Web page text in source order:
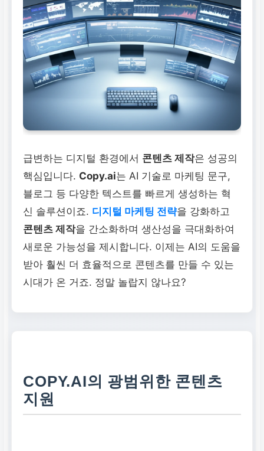
급변하는 디지털 환경에서 콘텐츠 제작은 성공의
핵심입니다. Copy.ai는 AI 기술로 마케팅 문구,
블로그 등 다양한 텍스트를 빠르게 생성하는 혁
신 솔루션이죠. 디지털 마케팅 전략을 강화하고
콘텐츠 제작을 간소화하며 생산성을 극대화하여
새로운 가능성을 제시합니다. 이제는 AI의 도움을
받아 훨씬 더 효율적으로 콘텐츠를 만들 수 있는
시대가 온 거죠. 정말 놀랍지 않나요?
COPY.AI의 광범위한 콘텐츠
지원